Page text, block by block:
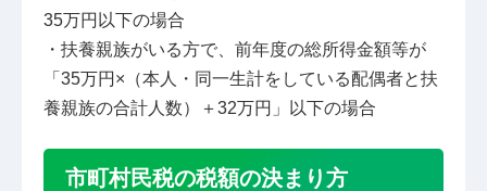
35万円以下の場合
・扶養親族がいる方で、前年度の総所得金額等が
「35万円×（本人・同一生計をしている配偶者と扶
養親族の合計人数）＋32万円」以下の場合
市町村民税の税額の決まり方